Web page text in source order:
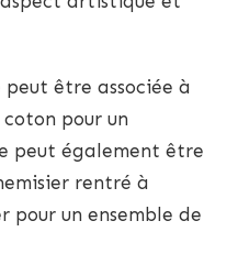
peut être associée à
pour un
peut également être
rentré à
pour un ensemble de